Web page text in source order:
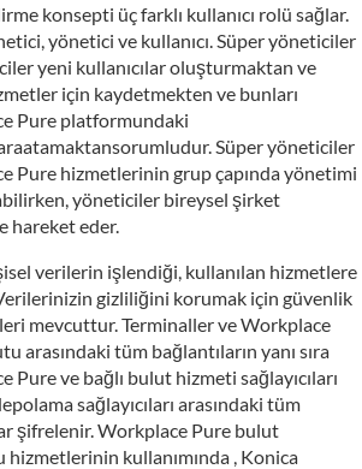
konsepti üç farklı kullanıcı rolü sağlar.
yönetici ve kullanıcı. Süper yöneticiler
yeni kullanıcılar oluşturmaktan ve
için kaydetmekten ve bunları
Pure platformundaki
Süper yöneticiler
Pure hizmetlerinin grup çapında yönetimi
yöneticiler bireysel şirket
hareket eder.
verilerin işlendiği, kullanılan hizmetlere
Verilerinizin gizliliğini korumak için güvenlik
mevcuttur. Terminaller ve Workplace
arasındaki tüm bağlantıların yanı sıra
Pure ve bağlı bulut hizmeti sağlayıcıları
sağlayıcıları arasındaki tüm
şifrelenir. Workplace Pure bulut
hizmetlerinin kullanımında , Konica